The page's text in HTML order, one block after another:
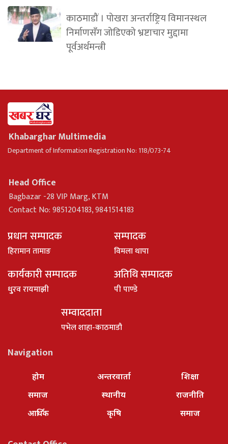
काठमाडौं । पोखरा अन्तर्राष्ट्रिय विमानस्थल
निर्माणसँग जोडिएको भ्रष्टाचार मुद्दामा
पूर्वअर्थमन्त्री
Khabarghar Multimedia
Department of Information Registration No: 118/073-74
Head Office
Bagbazar -28 VIP Marg, KTM
Contact No: 9851204183, 9841514183
प्रधान सम्पादक
हिरामान तामाङ
सम्पादक
विमला थापा
कार्यकारी सम्पादक
धु्रव रायमाझी
अतिथि सम्पादक
पी पाण्डे
सम्वाददाता
पभेल शाहा-काठमाडौ
Navigation
होम
समाज
आर्थिक
अन्तरवार्ता
स्थानीय
कृषि
शिक्षा
राजनीति
समाज